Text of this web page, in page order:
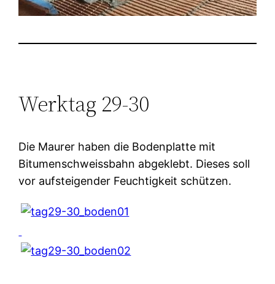
Werktag 29-30
Die Maurer haben die Bodenplatte mit
Bitumenschweissbahn abgeklebt. Dieses soll
vor aufsteigender Feuchtigkeit schützen.